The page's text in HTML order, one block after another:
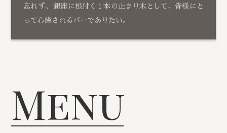
忘れず、 銀座に根付く１本の止まり木として、皆様にと
って心癒されるバーでありたい。
Menu